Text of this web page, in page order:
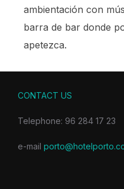
ambientación con
barra de bar donde
apetezca.
CONTACT US
Telephone: 96 284 17 23
e-mail